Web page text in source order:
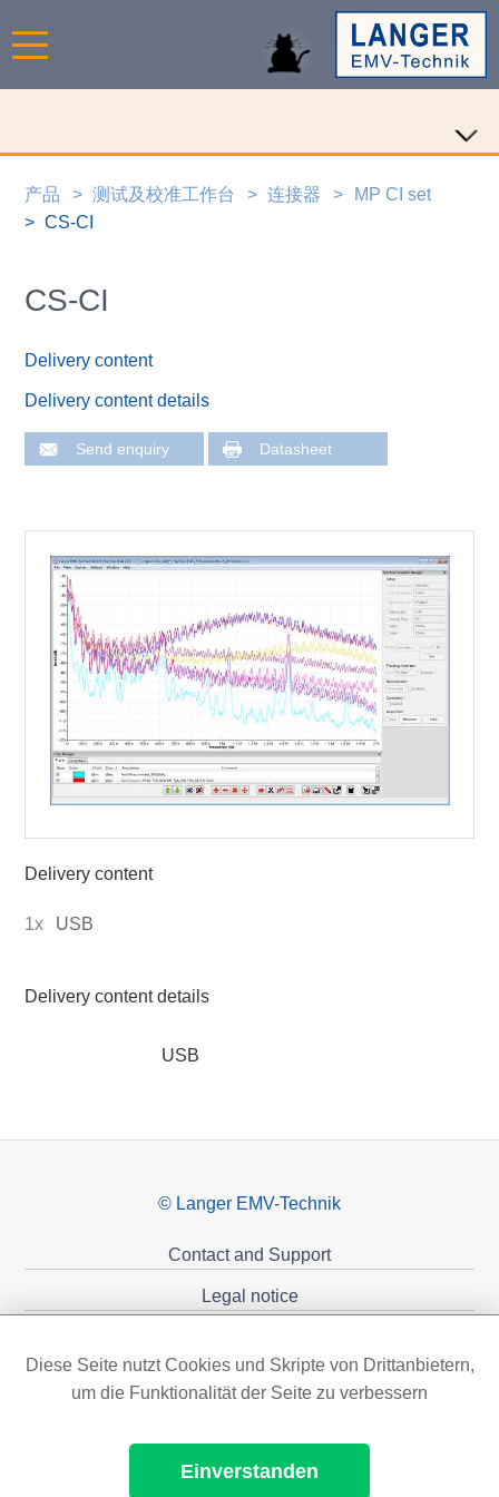
产品 测试及校准工作台 连接器
MP CI set
CS-CI
CS-CI
Delivery content
Delivery content details
Send enquiry Datasheet
Delivery content
1x USB
Delivery content details
USB
© Langer EMV-Technik
Contact and Support
Legal notice
Diese Seite nutzt Cookies und Skripte von Drittanbietern,
um die Funktionalität der Seite zu verbessern
Einverstanden